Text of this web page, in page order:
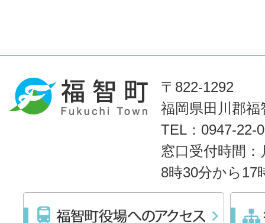
〒822-1292
福岡県田川郡福
TEL：0947-22-
窓口受付時間
8時30分から17